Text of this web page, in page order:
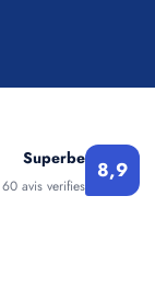
Superbe
60 avis verifies
8,9